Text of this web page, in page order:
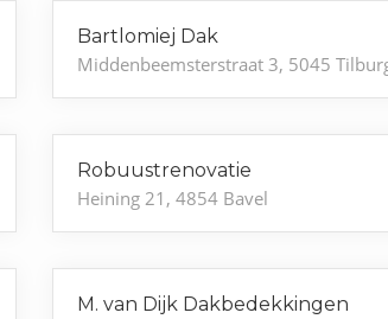
Bartlomiej Dak
Middenbeemsterstraat 3, 5045
Robuustrenovatie
Heining 21, 4854 Bavel
M. van Dijk Dakbedekkingen